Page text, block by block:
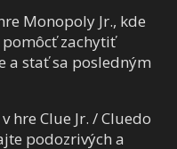
Monopoly Jr., kde
zachytiť
a stať sa posledným
hre Clue Jr. / Cluedo
podozrivých a